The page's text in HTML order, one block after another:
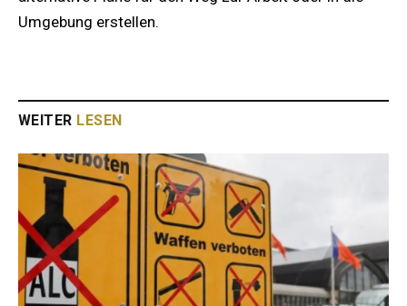
Umgebung erstellen.
WEITER LESEN